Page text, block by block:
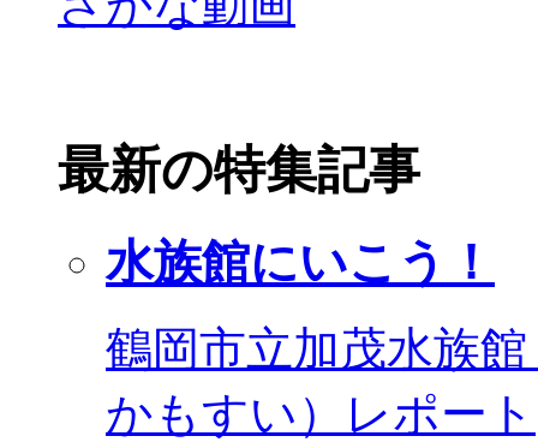
最新の特集記事
水族館にいこう！
鶴岡市立加茂水族
かもすい）レポート